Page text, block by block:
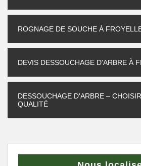
ROGNAGE DE SOUCHE À
DEVIS DESSOUCHAGE D'ARBRE À
DESSOUCHAGE D'ARBRE –
QUALITÉ